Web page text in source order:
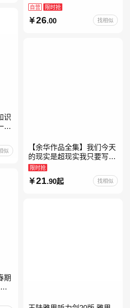
自营 限时抢
26.00 找相似
识
辈
合
似
【余华作品全集】我们今天
的现实是超现实我只要写作
就是回家卢克明的偷偷一笑
余华新书活着世界上的迷路
者余华写作课文学课山谷微
限时抢
21 .90起 找相似
期
性